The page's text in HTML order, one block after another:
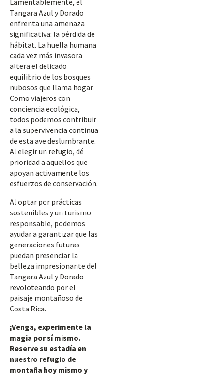
Lamentablemente, el
Tangara Azul y Dorado
enfrenta una amenaza
significativa: la pérdida de
hábitat. La huella humana
cada vez más invasora
altera el delicado
equilibrio de los bosques
nubosos que llama hogar.
Como viajeros con
conciencia ecológica,
todos podemos contribuir
a la supervivencia continua
de esta ave deslumbrante.
Al elegir un refugio, dé
prioridad a aquellos que
apoyan activamente los
esfuerzos de conservación.
Al optar por prácticas
sostenibles y un turismo
responsable, podemos
ayudar a garantizar que las
generaciones futuras
puedan presenciar la
belleza impresionante del
Tangara Azul y Dorado
revoloteando por el
paisaje montañoso de
Costa Rica.
¡Venga, experimente la
magia por sí mismo.
Reserve su estadía en
nuestro refugio de
montaña hoy mismo y